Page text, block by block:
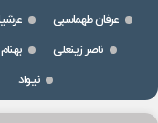
عرفان طهماسبی
ناصر زینعلی
نیواد